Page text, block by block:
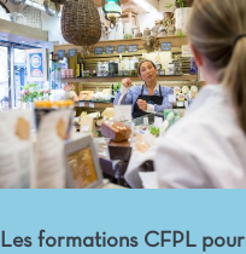
Les formations CFPL pour